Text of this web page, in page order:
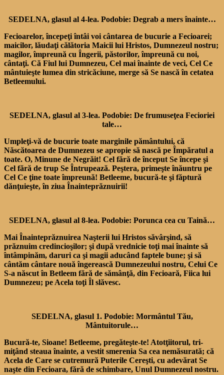
SEDELNA, glasul al 4-lea. Podobie: Degrab a mers înainte…
Fecioarelor, începeţi întâi voi cântarea de bucurie a Fecioarei;
maicilor, lăudaţi călătoria Maicii lui Hristos, Dumnezeul nostru;
magilor, împreună cu Îngerii, păstorilor, împreună cu noi,
cântaţi. Că Fiul lui Dum­nezeu, Cel mai înainte de veci, Cel Ce
mântuieşte lumea din stricăciune, merge să Se nască în cetatea
Betleemului.
SEDELNA, glasul al 3-lea. Podobie: De frumuseţea Fecioriei
tale…
Umpleţi-vă de bucurie toate marginile pământului, că
Născătoarea de Dumnezeu se apropie să nască pe Împăratul a
toate. O, Mi­nune de Negrăit! Cel fără de început Se începe şi
Cel fără de trup Se Întrupează. Peştera, primeşte înăuntru pe
Cel Ce ţine toate împreună! Betleeme, bucură-te şi făptură
dănţuieşte, în ziua Înainteprăznuirii!
SEDELNA, glasul al 8-lea. Podobie: Porunca cea cu Taină…
Mai Înainteprăznuirea Naşterii lui Hristos săvârşind, să
prăznuim credincioşilor; şi după vrednicie toţi mai înainte să
întâmpinăm, daruri ca şi magii aducând faptele bune; şi să
cântăm cântare nouă îngerească Dumnezeului nostru, Celui Ce
S-a născut în Betleem fără de sămânţă, din Fecioară, Fiica lui
Dumnezeu; pe Acela toţi Îl slăvesc.
SEDELNA, glasul 1. Podobie: Mormântul Tău,
Mântuitorule…
Bucură-te, Sioane! Betleeme, pregăteşte-te! Atotţiitorul, tri­
miţând steaua înainte, a vestit smerenia Sa cea nemăsurată; că
Acela de Care se cutremură Puterile Cereşti, cu adevărat Se
naşte din Fecioara, fără de schimbare, Unul Dumnezeul nostru.